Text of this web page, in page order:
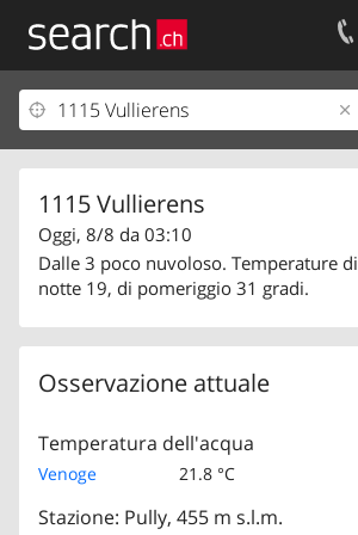
1115 Vullierens
Oggi, 8/8 da 03:10
Dalle 3 poco nuvoloso. Temperature di
notte 19, di pomeriggio 31 gradi.
Osservazione attuale
Temperatura dell'acqua
Venoge 21.8 °C
Stazione: Pully, 455 m s.l.m.
Il vostro profolio
Area clienti
Informazioni Legali